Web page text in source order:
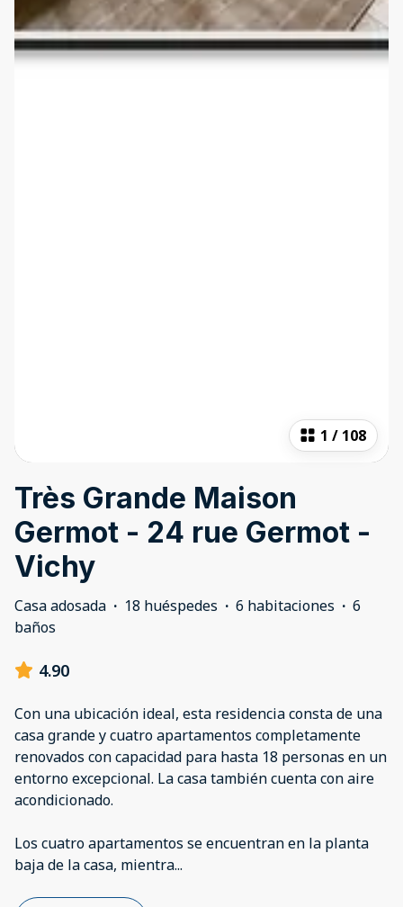
1 / 108
Très Grande Maison
Germot - 24 rue Germot -
Vichy
Casa adosada · 18 huéspedes · 6 habitaciones · 6
baños
4.90
Con una ubicación ideal, esta residencia consta de una
casa grande y cuatro apartamentos completamente
renovados con capacidad para hasta 18 personas en un
entorno excepcional. La casa también cuenta con aire
acondicionado.
Los cuatro apartamentos se encuentran en la planta
baja de la casa, mientra...